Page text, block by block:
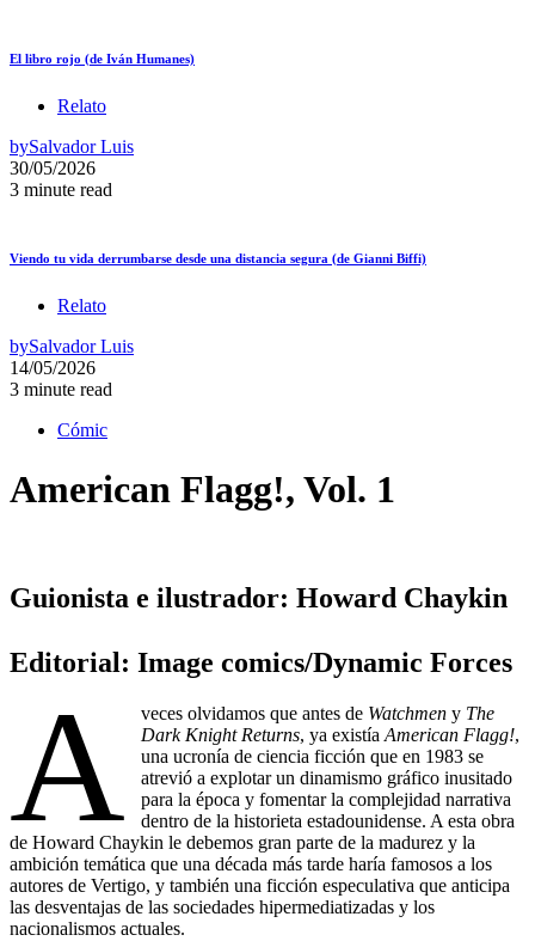
El libro rojo (de Iván Humanes)
Relato
bySalvador Luis
30/05/2026
3 minute read
Viendo tu vida derrumbarse desde una distancia segura (de Gianni Biffi)
Relato
bySalvador Luis
14/05/2026
3 minute read
Cómic
American Flagg!, Vol. 1
Guionista e ilustrador: Howard Chaykin
Editorial: Image comics/Dynamic Forces
A veces olvidamos que antes de Watchmen y The
Dark Knight Returns, ya existíaAmerican Flagg!,
una ucronía de ciencia ficción que en 1983 se
atrevió a explotar un dinamismo gráfico inusitado
para la época y fomentar la complejidad narrativa
dentro de la historieta estadounidense. A esta obra
de Howard Chaykin le debemos gran parte de la madurez y la
ambición temática que una década más tarde haría famosos a los
autores de Vertigo, y también una ficción especulativa que anticipa
las desventajas de las sociedades hipermediatizadas y los
nacionalismos actuales.